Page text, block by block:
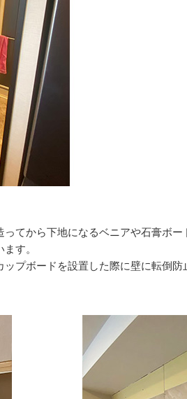
てから下地になるベニアや石膏ボ
す。
プボードを設置した際に壁に転倒防